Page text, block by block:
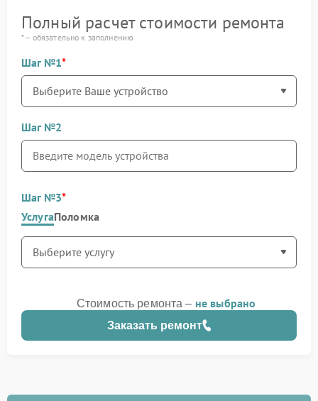
Полный расчет стоимости ремонта
* – обязательно к заполнению
Шаг №1
Шаг №2
Шаг №3
УслугаПоломка
Заказать ремонт
Стоимость ремонта – не выбрано